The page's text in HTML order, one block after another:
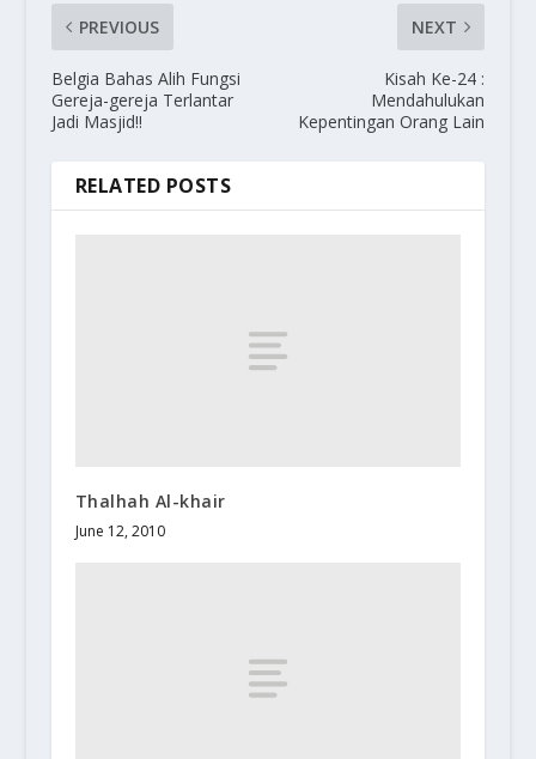
PREVIOUS
Belgia Bahas Alih Fungsi
Gereja-gereja Terlantar
Jadi Masjid!!
NEXT
Kisah Ke-24 :
Mendahulukan
Kepentingan Orang Lain
RELATED POSTS
Thalhah Al-khair
June 12, 2010